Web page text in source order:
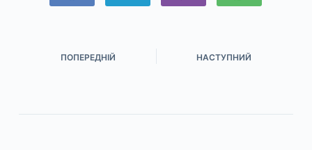
ПОПЕРЕДНІЙ НАСТУПНИЙ